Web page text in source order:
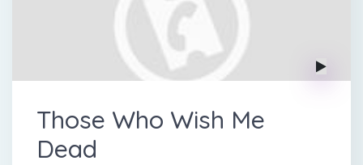
Those Who Wish Me
Dead